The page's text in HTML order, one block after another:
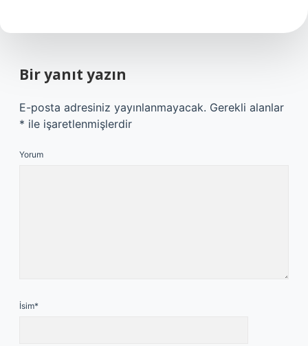
Bir yanıt yazın
E-posta adresiniz yayınlanmayacak. Gerekli alanlar
* ile işaretlenmişlerdir
Yorum
İsim*